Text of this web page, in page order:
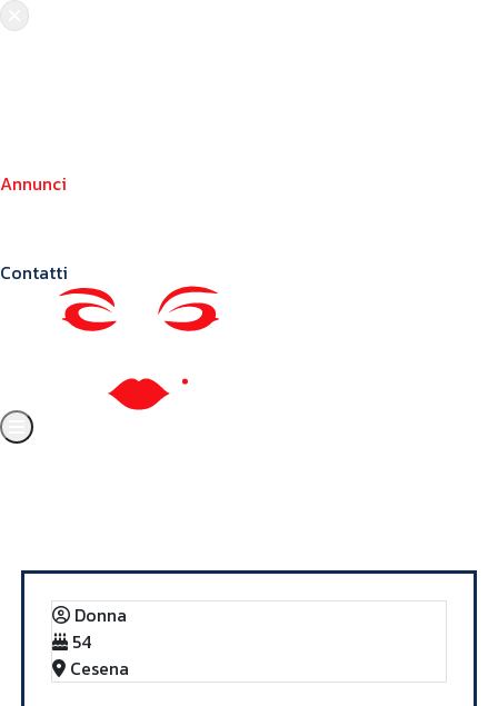
Annunci
Contatti
Annunci
Donna
54
Cesena